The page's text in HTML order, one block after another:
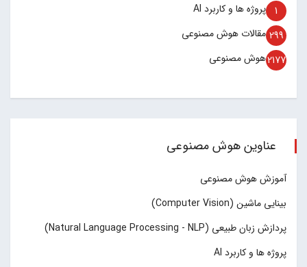
پروژه ها و کاربرد AI 1
مقالات هوش مصنوعی 299
هوش مصنوعی2177
عناوین هوش مصنوعی
آموزش هوش مصنوعی
بینایی ماشین (Computer Vision)
پردازش زبان طبیعی (Natural Language Processing - NLP)
پروژه ها و کاربرد AI